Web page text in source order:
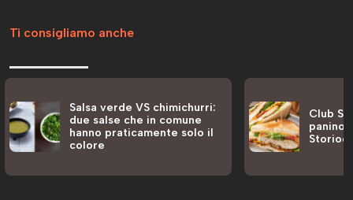
Ti consigliamo anche
Salsa verde VS chimichurri:
due salse che in comune
hanno praticamente solo il
colore
Club
panino